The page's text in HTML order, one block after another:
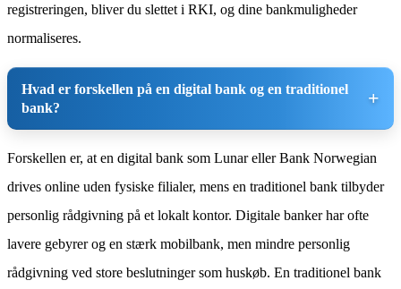
registreringen, bliver du slettet i RKI, og dine bankmuligheder
normaliseres.
Hvad er forskellen på en digital bank og en traditionel
bank?
Forskellen er, at en digital bank som Lunar eller Bank Norwegian
drives online uden fysiske filialer, mens en traditionel bank tilbyder
personlig rådgivning på et lokalt kontor. Digitale banker har ofte
lavere gebyrer og en stærk mobilbank, men mindre personlig
rådgivning ved store beslutninger som huskøb. En traditionel bank